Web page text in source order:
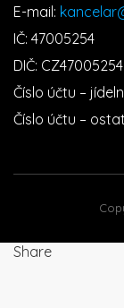
E-mail:
IČ: 47005254
DIČ: CZ47005254
Číslo účtu –
Číslo účtu –
Share